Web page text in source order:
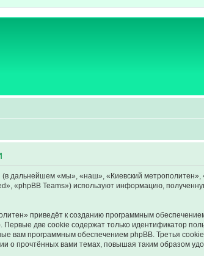
дальнейшем «мы», «наш», «Киевский метрополитен»,
«phpBB Teams») используют информацию,
приведёт к созданию программным
две cookie содержат только идентификатор
вам программным обеспечением phpBB. Третья
о прочтённых вами темах, повышая таким образом